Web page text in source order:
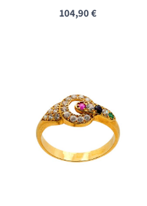
104,90€